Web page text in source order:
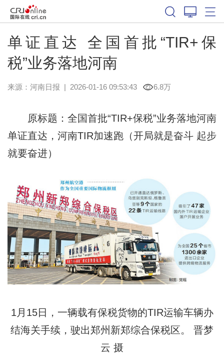
单证直达 全国首批“TIR+保
税”业务落地河南
来源： 河南日报 | 2026-01-16 09:53:43 6.8万
原标题：全国首批“TIR+保税”业务落地河南
单证直达，河南TIR加速跑（开局就是奋斗 起步
就要奋进）
1月15日，一辆载有保税货物的TIR运输车辆办
结海关手续，驶出郑州新郑综合保税区。 晋梦
云 摄